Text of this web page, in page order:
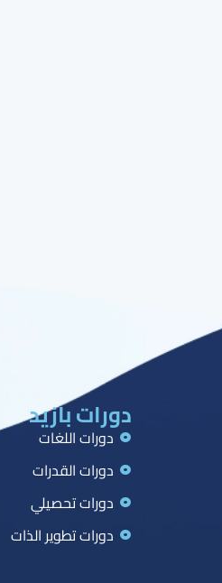
دورات بازيد
دورات اللغات
دورات القدرات
دورات تحصيلي
دورات تطوير الذات